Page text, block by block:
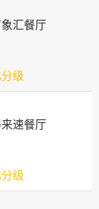
汇餐厅
级
速餐厅
级